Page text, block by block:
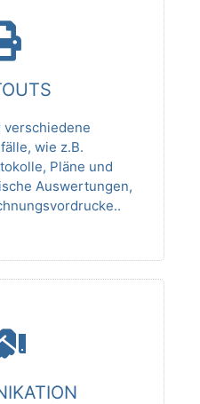
verschiedene
wie z.B.
Pläne und
Auswertungen,